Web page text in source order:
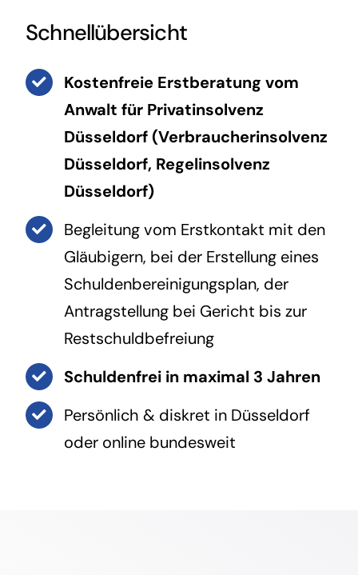
Schnellübersicht
Kostenfreie Erstberatung vom
Anwalt für Privatinsolvenz
Düsseldorf (Verbraucherinsolvenz
Düsseldorf, Regelinsolvenz
Düsseldorf)
Begleitung vom Erstkontakt mit den
Gläubigern, bei der Erstellung eines
Schuldenbereinigungsplan, der
Antragstellung bei Gericht bis zur
Restschuldbefreiung
Schuldenfrei in maximal 3 Jahren
Persönlich & diskret in Düsseldorf
oder online bundesweit